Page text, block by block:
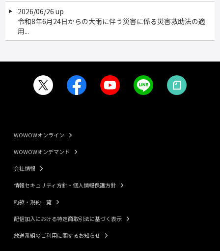
2026/06/26 up
令和8年6月24日からの大雨に伴う災害に係る災害救助法の適
用...
WOWOWオンライン
WOWOWオンデマンド
会社情報
情報セキュリティ方針・個人情報保護方針
約款・規約一覧
配信加入における特定商取引法に基づく表示
放送番組のご利用に関するお知らせ